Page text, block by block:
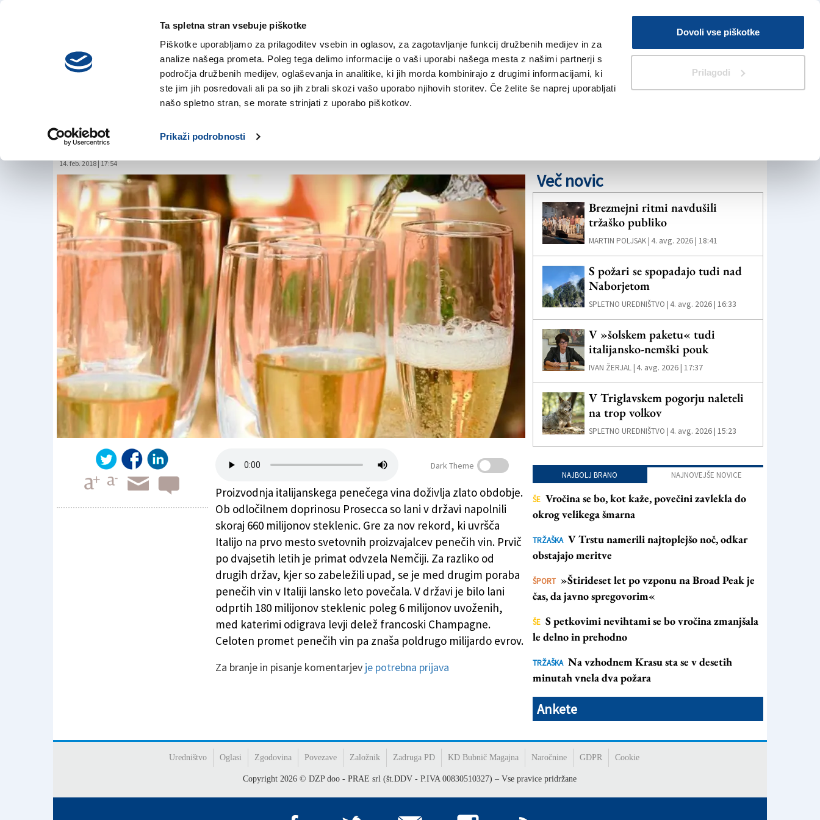
Ta spletna stran vsebuje piškotke
Piškotke uporabljamo za prilagoditev vsebin in oglasov, za zagotavljanje funkcij družbenih medijev in za
analize našega prometa. Poleg tega delimo informacije o vaši uporabi našega mesta z našimi partnerji s
področja družbenih medijev, oglaševanja in analitike, ki jih morda kombinirajo z drugimi informacijami, ki
ste jim jih posredovali ali pa so jih zbrali skozi vašo uporabo njihovih storitev. Če želite še naprej uporabljati
našo spletno stran, se morate strinjati z uporabo piškotkov.
Prikaži podrobnosti
Dovoli vse piškotke
Prilagodi
sreda,
5. avgusta 2026
V Kioskih
Iskanje
NOVICE TRŽAŠKA GORIŠKA KULTURA ŠPORT ŠE
V Italiji rekordna proizvodnja penečega
vina
14. feb. 2018 | 17:54
V Italiji rekordna proizvodnja penečega vina
Dark Theme
Proizvodnja italijanskega penečega vina doživlja zlato obdobje.
Ob odločilnem doprinosu Prosecca so lani v državi napolnili
skoraj 660 milijonov steklenic. Gre za nov rekord, ki uvršča
Italijo na prvo mesto svetovnih proizvajalcev penečih vin. Prvič
po dvajsetih letih je primat odvzela Nemčiji. Za razliko od
drugih držav, kjer so zabeležili upad, se je med drugim poraba
penečih vin v Italiji lansko leto povečala. V državi je bilo lani
odprtih 180 milijonov steklenic poleg 6 milijonov uvoženih,
med katerimi odigrava levji delež francoski Champagne.
Celoten promet penečih vin pa znaša poldrugo milijardo evrov.
Za branje in pisanje komentarjev je potrebna prijava
Več novic
Brezmejni ritmi navdušili
tržaško publiko
MARTIN POLJSAK |4. avg. 2026 | 18:41
S požari se spopadajo tudi nad
Naborjetom
SPLETNO UREDNIŠTVO |4. avg. 2026 | 16:33
V »šolskem paketu« tudi
italijansko-nemški pouk
IVAN ŽERJAL |4. avg. 2026 | 17:37
V Triglavskem pogorju naleteli
na trop volkov
SPLETNO UREDNIŠTVO |4. avg. 2026 | 15:23
NAJBOLJ BRANO NAJNOVEJŠE NOVICE
ŠE Vročina se bo, kot kaže, povečini zavlekla do
okrog velikega šmarna
TRŽAŠKA V Trstu namerili najtoplejšo noč, odkar
obstajajo meritve
ŠPORT »Štirideset let po vzponu na Broad Peak je
čas, da javno spregovorim«
ŠE S petkovimi nevihtami se bo vročina zmanjšala
le delno in prehodno
TRŽAŠKA Na vzhodnem Krasu sta se v desetih
minutah vnela dva požara
Ankete
Uredništvo Oglasi Zgodovina Povezave Založnik Zadruga PD KD Bubnič Magajna Naročnine GDPR Cookie
Copyright2026 © DZP doo - PRAE srl (št.DDV - P.IVA 00830510327) – Vse pravice pridržane